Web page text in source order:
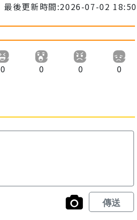
最後更新時間:2026-07-02 18:50
0 0 0 0